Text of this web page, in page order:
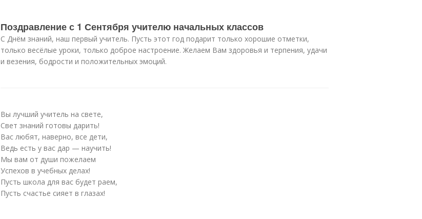
Поздравление с 1 Сентября учителю начальных классов
С Днём знаний, наш первый учитель. Пусть этот год подарит только хорошие отметки,
только весёлые уроки, только доброе настроение. Желаем Вам здоровья и терпения, удачи
и везения, бодрости и положительных эмоций.
Вы лучший учитель на свете,
Свет знаний готовы дарить!
Вас любят, наверно, все дети,
Ведь есть у вас дар — научить!
Мы вам от души пожелаем
Успехов в учебных делах!
Пусть школа для вас будет раем,
Пусть счастье сияет в глазах!